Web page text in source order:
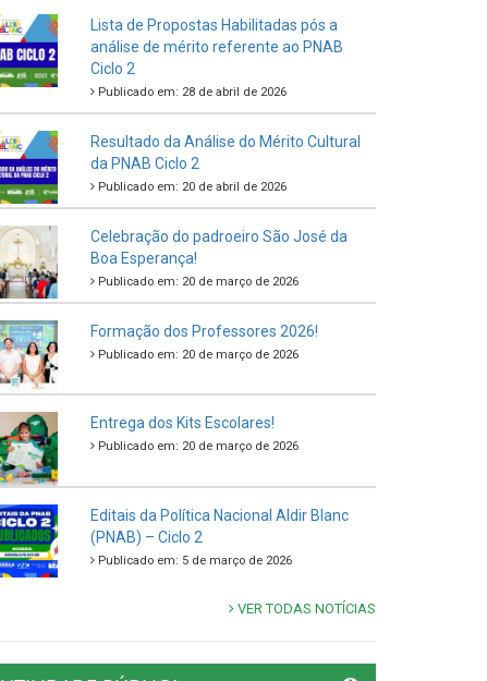
Lista de Propostas Habilitadas pós a
análise de mérito referente ao PNAB
Ciclo 2
Publicado em: 28 de abril de 2026
Resultado da Análise do Mérito Cultural
da PNAB Ciclo 2
Publicado em: 20 de abril de 2026
Celebração do padroeiro São José da
Boa Esperança!
Publicado em: 20 de março de 2026
Formação dos Professores 2026!
Publicado em: 20 de março de 2026
Entrega dos Kits Escolares!
Publicado em: 20 de março de 2026
Editais da Política Nacional Aldir Blanc
(PNAB) – Ciclo 2
Publicado em: 5 de março de 2026
VER TODAS NOTÍCIAS